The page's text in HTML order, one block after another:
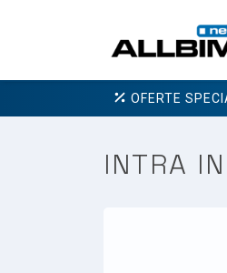
OFERTE
INTRA